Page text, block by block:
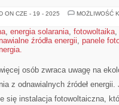
ON CZE - 19 - 2025
MOŻLIWOŚĆ
, energia solarania, fotowoltaika,
źródła energii, panele
osób​ zwraca uwagę​ na
z odnawialnych źródeł
się ​instalacja fotowoltaiczna,